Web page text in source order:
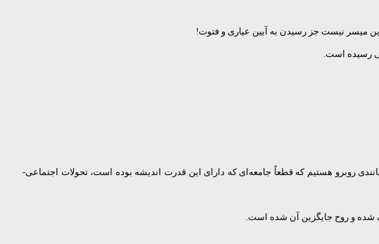
میسر نیست جز رسیدن به آیین عیاری و فتوت!
موضوعات غریب دست یافته این بود که در 3000 سال پیش، ما به قدرت انتزاع‌ بی‌مانندی روبرو هستیم که قطعاً جامعه‌ای که دارای این قدرت اندیشه بوده است، تحولات اجتماعی-
شده و روح جایگزین آن شده است.